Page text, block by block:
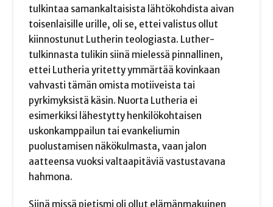
tulkintaa samankaltaisista lähtökohdista aivan
toisenlaisille urille, oli se, ettei valistus ollut
kiinnostunut Lutherin teologiasta. Luther-
tulkinnasta tulikin siinä mielessä pinnallinen,
ettei Lutheria yritetty ymmärtää kovinkaan
vahvasti tämän omista motiiveista tai
pyrkimyksistä käsin. Nuorta Lutheria ei
esimerkiksi lähestytty henkilökohtaisen
uskonkamppailun tai evankeliumin
puolustamisen näkökulmasta, vaan jalon
aatteensa vuoksi valtaapitäviä vastustavana
hahmona.
Siinä missä pietismi oli ollut elämänmakuinen